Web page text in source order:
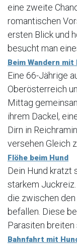
eine zweite
romantischen
ersten Blick und
besucht man
Beim Wandern
Eine 66-Jährige
Oberösterreich
Mittag
ihrem Dackel,
Dirn in
versehen Gleich
Flöhe beim Hund
Dein Hund kratzt
starkem
die zwischen
befallen. Diese
Parasiten breiten
Bahnfahrt mit